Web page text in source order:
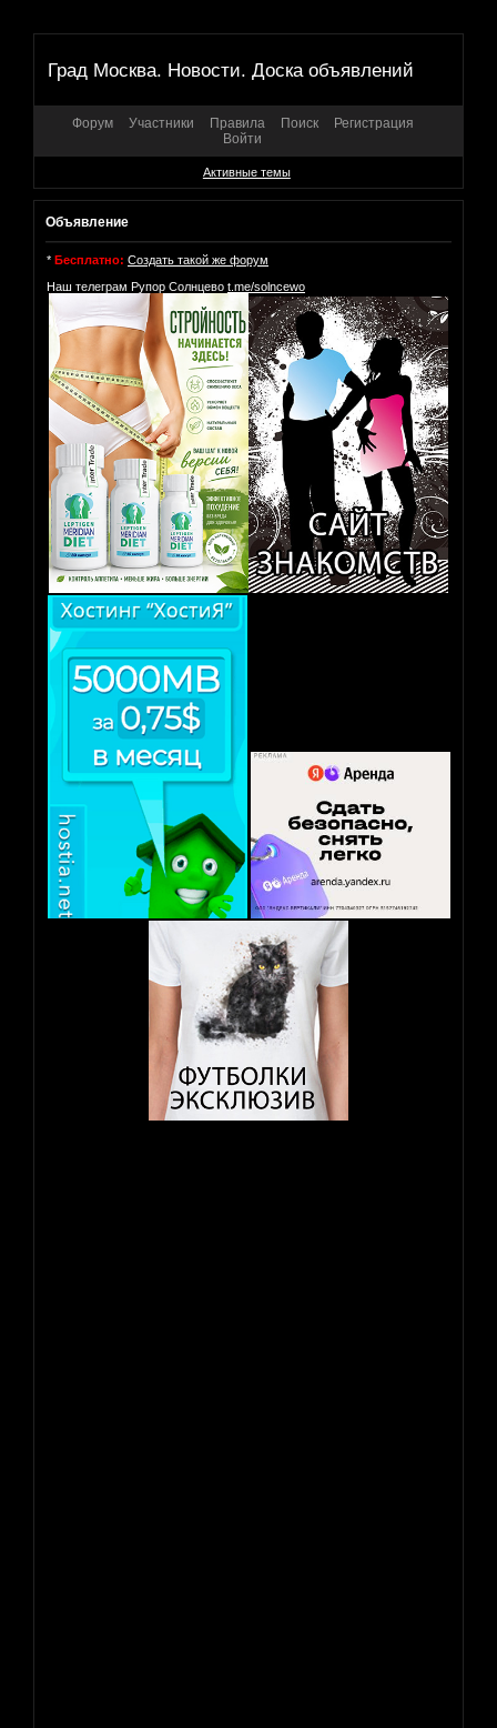
Град Москва. Новости. Доска объявлений
Форум Участники Правила Поиск
Регистрация
Войти
Активные темы
Объявление
* Бесплатно: Создать такой же форум
Наш телеграм Рупор Солнцево t.me/solncewo